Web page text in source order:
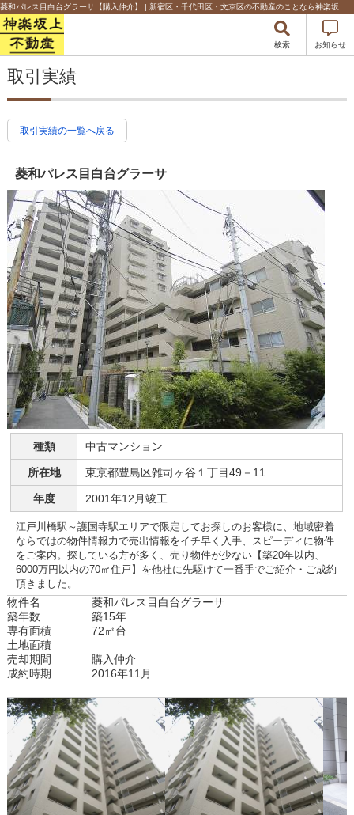
検索 お知らせ
取引実績
取引実績の一覧へ戻る
菱和パレス目白台グラーサ
種類 中古マンション
所在地 東京都豊島区雑司ヶ谷１丁目49－11
年度 2001年12月竣工
江戸川橋駅～護国寺駅エリアで限定してお探しのお客様に、地域密着
ならではの物件情報力で売出情報をイチ早く入手、スピーディに物件
をご案内。探している方が多く、売り物件が少ない【築20年以内、
6000万円以内の70㎡住戸】を他社に先駆けて一番手でご紹介・ご成約
頂きました。
物件名
菱和パレス目白台グラーサ
築年数
築15年
専有面積
72㎡台
土地面積
売却期間
購入仲介
成約時期
2016年11月